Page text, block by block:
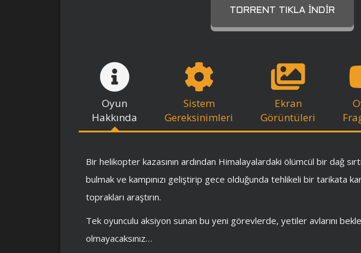
TORRENT TIKLA İNDIR
Oyun
Hakkında
Sistem
Gereksinimleri
Ekran
Görüntüleri
Bir helikopter kazasının ardından Himalayalardaki ölümcül bir dağ
bulmak ve kampınızı geliştirip gece olduğunda tehlikeli bir tarikata
toprakları araştırın.
Tek oyunculu aksiyon sunan bu yeni görevlerde, yetiler avlarını
olmayacaksınız…